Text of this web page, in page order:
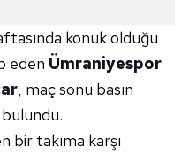
konuk olduğu
eden Ümraniyespor
, maç sonu basın
bulundu.
bir takıma karşı